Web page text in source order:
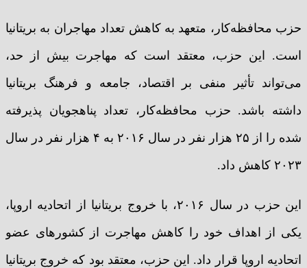
حزب محافظه‌کار، متعهد به کاهش تعداد مهاجران به بریتانیا
است. این حزب، معتقد است که مهاجرت بیش از حد،
می‌تواند تأثیر منفی بر اقتصاد، جامعه و فرهنگ بریتانیا
داشته باشد. حزب محافظه‌کار، تعداد پناهجویان پذیرفته
شده را از ۲۵ هزار نفر در سال ۲۰۱۶ به ۴ هزار نفر در سال
۲۰۲۳ کاهش داد.
این حزب در سال ۲۰۱۶، با خروج بریتانیا از اتحادیه اروپا،
یکی از اهداف خود را کاهش مهاجرت از کشورهای عضو
اتحادیه اروپا قرار داد. این حزب، معتقد بود که خروج بریتانیا